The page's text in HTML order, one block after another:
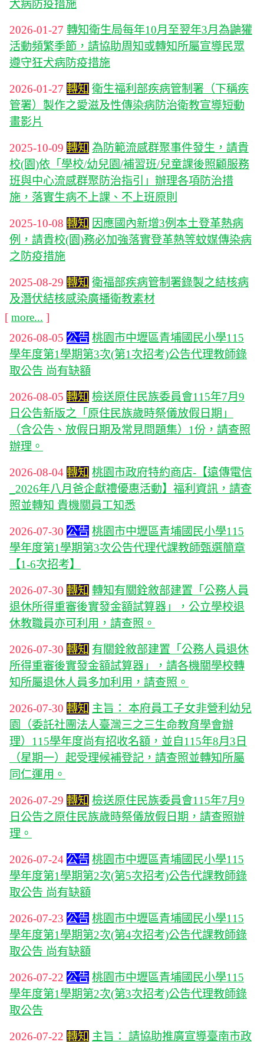
犬病防疫措施
2026-01-27 轉知衛生局每年10月至翌年3月為鼬獾
活動頻繁季節，請協助周知或轉知所屬宣導民眾
遵守狂犬病防疫措施
2026-01-27 轉知 衛生福利部疾病管制署（下稱疾
管署）製作之愛滋及性傳染病防治衛教宣導短動
畫影片
2025-10-09 轉知 為防範流感群聚事件發生，請貴
校(園)依「學校/幼兒園/補習班/兒童課後照顧服務
班與中心流感群聚防治指引」辦理各項防治措
施，落實生病不上課、不上班原則
2025-10-08 轉知 因應國內新增3例本土登革熱病
例，請貴校(園)務必加強落實登革熱等蚊媒傳染病
之防疫措施
2025-08-29 轉知 衛福部疾病管制署錄製之結核病
及潛伏結核感染廣播衛教素材
[ more... ]
2026-08-05 公告 桃園市中壢區青埔國民小學115
學年度第1學期第3次(第1次招考)公告代理教師錄
取公告 尚有缺額
2026-08-05 轉知 檢送原住民族委員會115年7月9
日公告新版之「原住民族歲時祭儀放假日期」
（含公告、放假日期及常見問題集）1份，請查照
辦理。
2026-08-04 轉知 桃園市政府特約商店-【遠傳電信
_2026年八月爸企獻禮優惠活動】福利資訊，請查
照並轉知 貴機關員工知悉
2026-07-30 公告 桃園市中壢區青埔國民小學115
學年度第1學期第3次公告代理代課教師甄選簡章
【1-6次招考】
2026-07-30 轉知 轉知有關銓敘部建置「公務人員
退休所得重審後實發金額試算器」，公立學校退
休教職員亦可利用，請查照。
2026-07-30 轉知 有關銓敘部建置「公務人員退休
所得重審後實發金額試算器」，請各機關學校轉
知所屬退休人員多加利用，請查照。
2026-07-30 轉知 主旨： 本府員工子女非營利幼兒
園（委託社團法人臺灣三之三生命教育學會辦
理）115學年度尚有招收名額，並自115年8月3日
（星期一）起受理候補登記，請查照並轉知所屬
同仁運用。
2026-07-29 轉知 檢送原住民族委員會115年7月9
日公告之原住民族歲時祭儀放假日期，請查照辦
理。
2026-07-24 公告 桃園市中壢區青埔國民小學115
學年度第1學期第2次(第5次招考)公告代課教師錄
取公告 尚有缺額
2026-07-23 公告 桃園市中壢區青埔國民小學115
學年度第1學期第2次(第4次招考)公告代課教師錄
取公告 尚有缺額
2026-07-22 公告 桃園市中壢區青埔國民小學115
學年度第1學期第2次(第3次招考)公告代理教師錄
取公告
2026-07-22 轉知 主旨： 請協助推廣宣導臺南市政